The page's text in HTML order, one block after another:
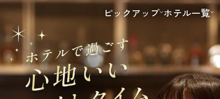
ピックアップ ホテル一覧